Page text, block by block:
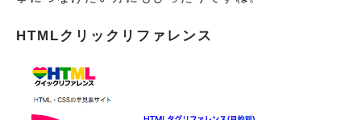
HTMLクリックリファレンス